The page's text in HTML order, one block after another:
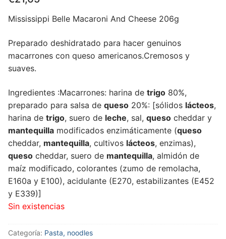
Mississippi Belle Macaroni And Cheese 206g
Preparado deshidratado para hacer genuinos
macarrones con queso americanos.Cremosos y
suaves.
Ingredientes :Macarrones: harina de trigo 80%,
preparado para salsa de queso 20%: [sólidos lácteos,
harina de trigo, suero de leche, sal, queso cheddar y
mantequilla modificados enzimáticamente (queso
cheddar, mantequilla, cultivos lácteos, enzimas),
queso cheddar, suero de mantequilla, almidón de
maíz modificado, colorantes (zumo de remolacha,
E160a y E100), acidulante (E270, estabilizantes (E452
y E339)]
Sin existencias
Categoría: Pasta, noodles